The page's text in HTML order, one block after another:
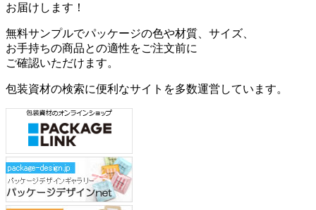
お届けします！
無料サンプルでパッケージの色や材質、サイズ、
お手持ちの商品との適性をご注文前に
ご確認いただけます。
包装資材の検索に便利なサイトを多数運営しています。